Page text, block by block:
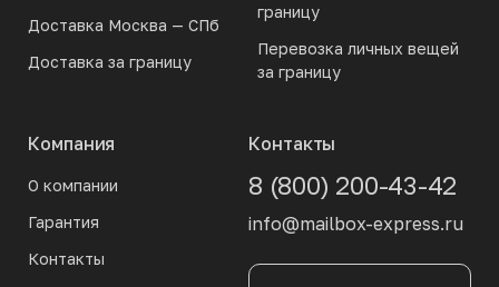
Доставка Москва — СПб
Доставка за границу
границу
Перевозка личных вещей
за границу
Компания
О компании
Гарантия
Контакты
Контакты
8 (800) 200-43-42
info@mailbox-express.ru